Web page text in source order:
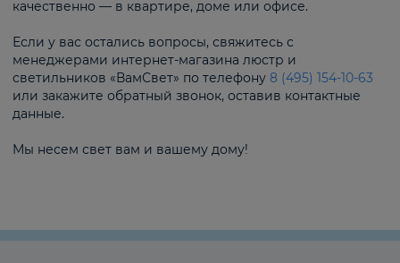
качественно — в квартире, доме или офисе.
Если у вас остались вопросы, свяжитесь с
менеджерами интернет-магазина люстр и
светильников «ВамСвет» по телефону 8 (495) 154-10-63
или закажите обратный звонок, оставив контактные
данные.
Мы несем свет вам и вашему дому!